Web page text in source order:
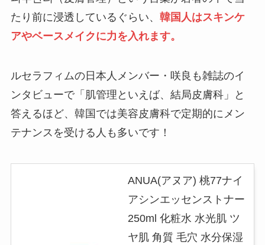
たり前に浸透しているぐらい、 韓国人はスキンケ
アやベースメイクに力を入れます。
ルセラフィムの日本人メンバー・咲良も雑誌のイ
ンタビューで「肌管理といえば、結局皮膚科」と
答えるほど、韓国では美容皮膚科で定期的にメン
テナンスを受ける人も多いです！
ANUA(アヌア) 桃77ナイ
アシンエッセンストナー
250ml 化粧水 水光肌 ツ
ヤ肌 角質 毛穴 水分保湿